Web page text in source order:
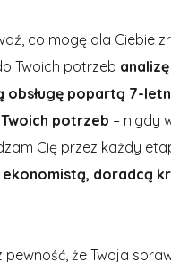
co mogę dla Ciebie
Twoich potrzeb
obsługę popartą 7-
potrzeb – nigdy
Cię przez każdy
ekonomistą, doradcą
pewność, że Twoja